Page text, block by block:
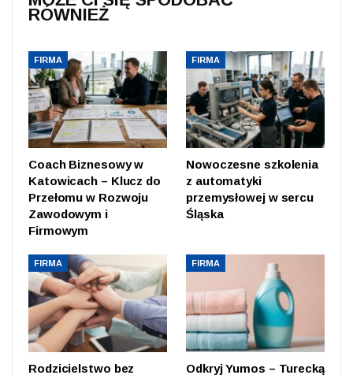
RÓWNIEŻ
FIRMA
Coach Biznesowy w
Katowicach – Klucz do
Przełomu w Rozwoju
Zawodowym i
Firmowym
FIRMA
Nowoczesne szkolenia
z automatyki
przemysłowej w sercu
Śląska
FIRMA
Rodzicielstwo bez
FIRMA
Odkryj Yumos – Turecką